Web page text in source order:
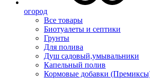
огород
Все товары
Биотуалеты и септики
Грунты
Для полива
Душ садовый,умывальники
Капельный полив
Кормовые добавки